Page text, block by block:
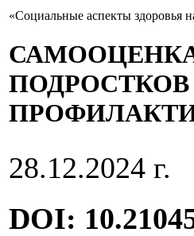
«Социальные аспекты здоровья
28.12.2024 г.
DOI: